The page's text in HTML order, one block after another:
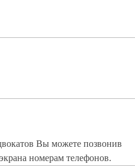
Вы можете позвонив
номерам телефонов.